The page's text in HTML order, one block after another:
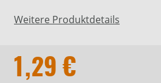
Weitere Produktdetails
1,29 €